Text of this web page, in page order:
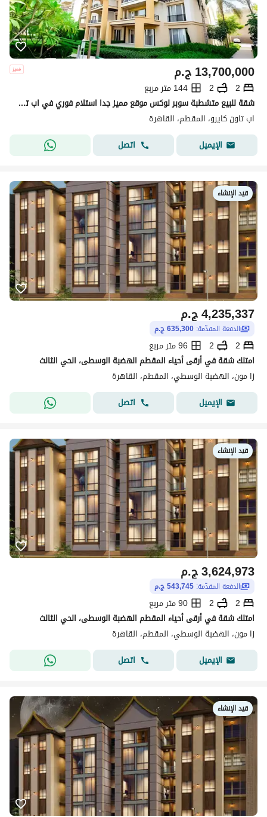
ج.م13,700,000
2
2
144 متر مربع
شقة للبيع متشطبة سوبر لوكس موقع مميز جدا استلام فوري في اب تاون كايرو Uptown Cairo
اب تاون كايرو، المقطم، القاهرة
الإيميل
اتصل
قيد الإنشاء
ج.م4,235,337
الدفعة المقدّمة: 635,300 ج.م
2
2
96 متر مربع
امتلك شقة في أرقى أحياء المقطم الهضبة الوسطى، الحي الثالث
زا مون، الهضبة الوسطي، المقطم، القاهرة
الإيميل
اتصل
قيد الإنشاء
ج.م3,624,973
الدفعة المقدّمة: 543,745 ج.م
2
2
90 متر مربع
امتلك شقة في أرقى أحياء المقطم الهضبة الوسطى، الحي الثالث
زا مون، الهضبة الوسطي، المقطم، القاهرة
الإيميل
اتصل
قيد الإنشاء